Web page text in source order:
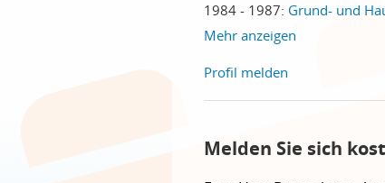
1984 - 1987: Grund- und
Mehr anzeigen
Profil melden
Melden Sie sich